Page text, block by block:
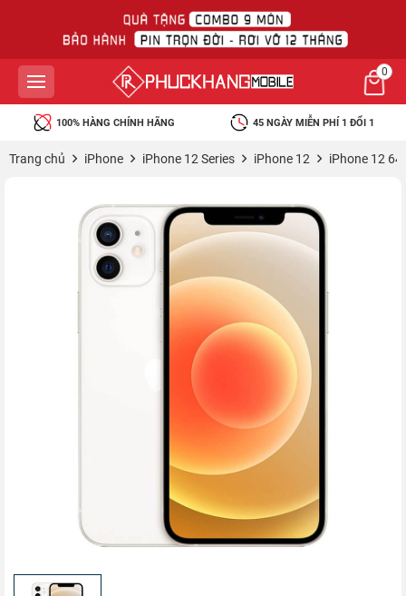
0
100% HÀNG CHÍNH HÃNG 45 NGÀY MIỄN PHÍ 1 ĐỔI 1
Trang chủ iPhone iPhone 12 Series iPhone 12 iPhone 12